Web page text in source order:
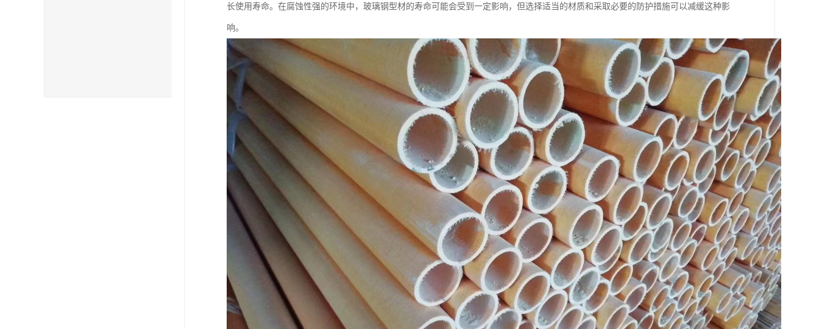
长使用寿命。在腐蚀性强的环境中，玻璃钢型材的寿命可能会受到一定影响，但选择适当的材质和采取必要的防护措施可以减缓这种影
响。